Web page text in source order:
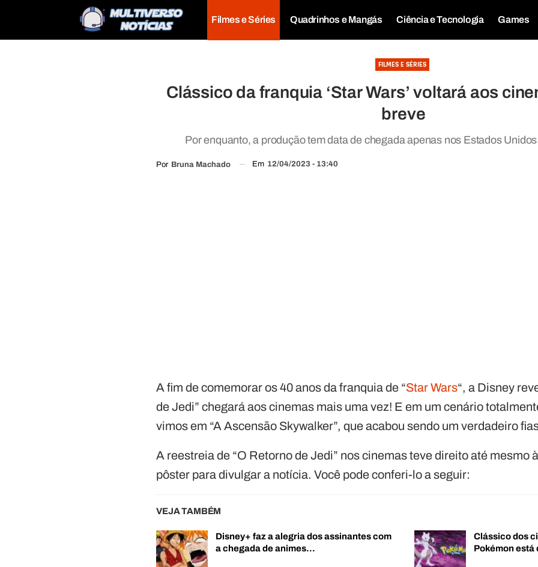
Filmes e Séries Quadrinhos e Mangás Ciência e Tecnologia Games
FILMES E SÉRIES
Clássico da franquia ‘Star Wars’ voltará aos
breve
Por enquanto, a produção tem data de chegada apenas nos Estados
Por Bruna Machado Em 12/04/2023 - 13:40
A fim de comemorar os 40 anos da franquia de “Star Wars“, a Disney
de Jedi” chegará aos cinemas mais uma vez! E em um cenário
vimos em “A Ascensão Skywalker”, que acabou sendo um verdadeiro
A reestreia de “O Retorno de Jedi” nos cinemas teve direito até mesmo
pôster para divulgar a notícia. Você pode conferi-lo a seguir:
VEJA TAMBÉM
Disney+ faz a alegria dos assinantes com
a chegada de animes…
Clássico dos
Pokémon